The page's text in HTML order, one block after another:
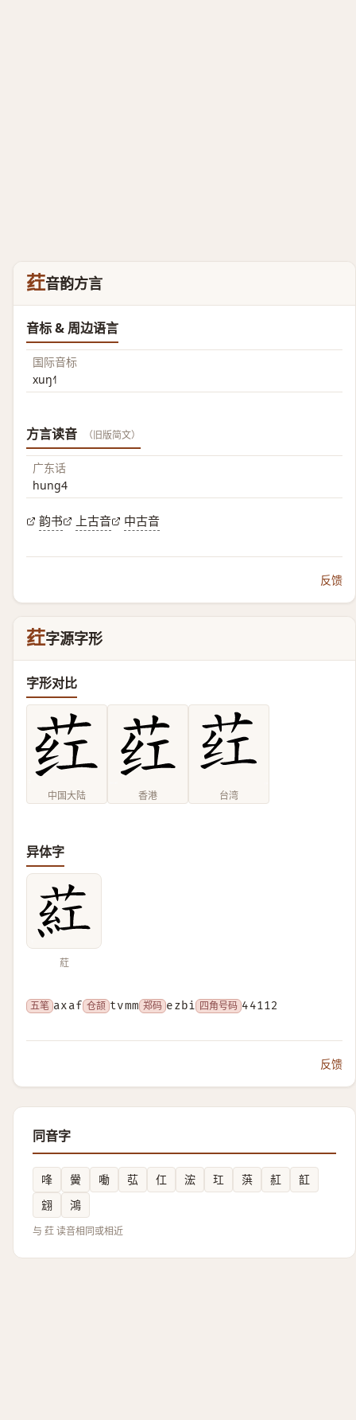
荭音韵方言
音标 & 周边语言
国际音标
xuŋ˧˥
方言读音 （旧版简文）
广东话
hung4
韵书 上古音 中古音
反馈
荭字源字形
字形对比
中国大陆 香港 台湾
异体字
葒
五笔 axaf 仓颉 tvmm 郑码 ezbi 四角号码 44112
反馈
同音字
㖓 黌 㗢 苰 仜 浤 玒 葓 䞑
䪦
翝
鴻
与 荭 读音相同或相近